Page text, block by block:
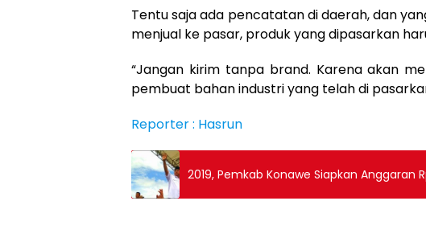
Tentu saja ada pencatatan di daerah, dan
menjual ke pasar, produk yang dipasarkan
“Jangan kirim tanpa brand. Karena akan
pembuat bahan industri yang telah di
Reporter : Hasrun
2019, Pemkab Konawe Siapkan Anggaran